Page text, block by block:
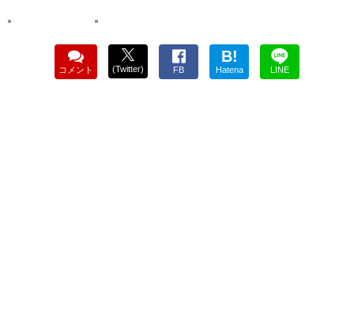
コメント (Twitter) FB
B!
Hatena LINE